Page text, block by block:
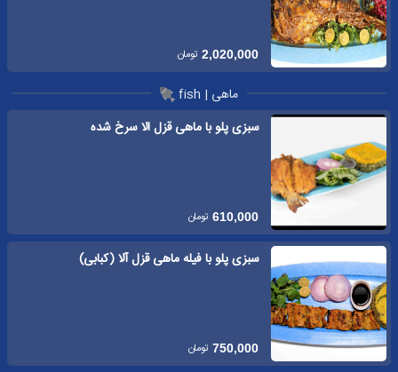
2,020,000 تومان
ماهی | fish
سبزی پلو با ماهی قزل الا سرخ شده
610,000 تومان
سبزی پلو با فیله ماهی قزل آلا (کبابی)
750,000 تومان